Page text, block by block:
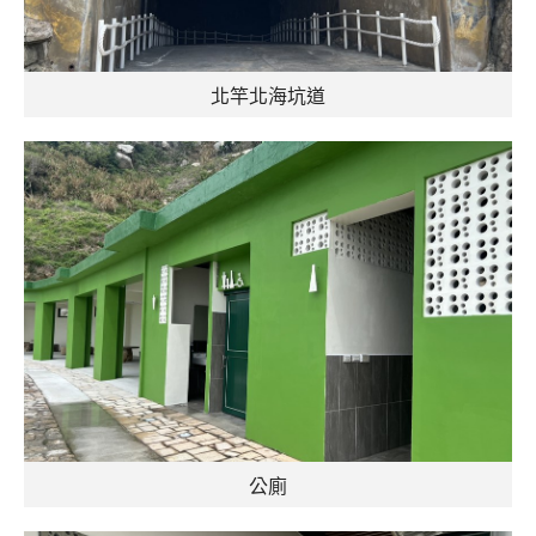
北竿北海坑道
公廁